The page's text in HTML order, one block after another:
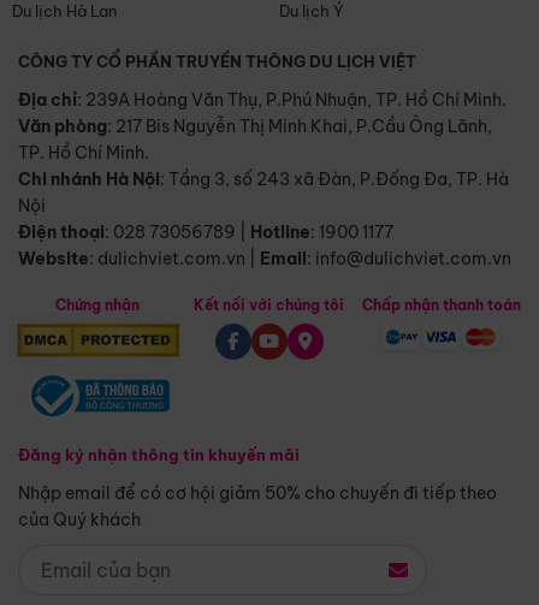
Du lịch Hà Lan
Du lịch Ý
CÔNG TY CỔ PHẦN TRUYỀN THÔNG DU LỊCH VIỆT
Địa chỉ: 239A Hoàng Văn Thụ, P.Phú Nhuận, TP. Hồ Chí Minh.
Văn phòng: 217 Bis Nguyễn Thị Minh Khai, P.Cầu Ông Lãnh,
TP. Hồ Chí Minh.
Chi nhánh Hà Nội: Tầng 3, số 243 xã Đàn, P.Đống Đa, TP. Hà
Nội
Điện thoại: 028 73056789 Hotline: 1900 1177
Website: dulichviet.com.vn Email: info@dulichviet.com.vn
Chứng nhận
Đăng ký nhận thông tin khuyến mãi
Nhập email để có cơ hội giảm 50% cho chuyến đi tiếp theo
của Quý khách
Kết nối với chúng tôi Chấp nhận thanh toán